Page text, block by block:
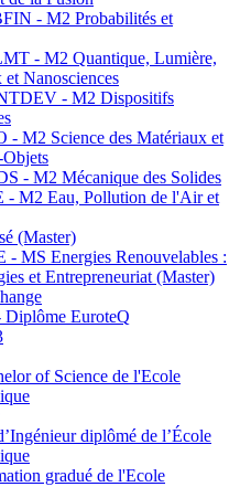
- M2 Probabilités et
- M2 Quantique, Lumière,
Nanosciences
- M2 Dispositifs
- M2 Science des Matériaux et
- M2 Mécanique des Solides
- M2 Eau, Pollution de l'Air et
(Master)
- MS Energies Renouvelables :
et Entrepreneuriat (Master)
Diplôme EuroteQ
of Science de l'Ecole
diplômé de l’École
gradué de l'Ecole